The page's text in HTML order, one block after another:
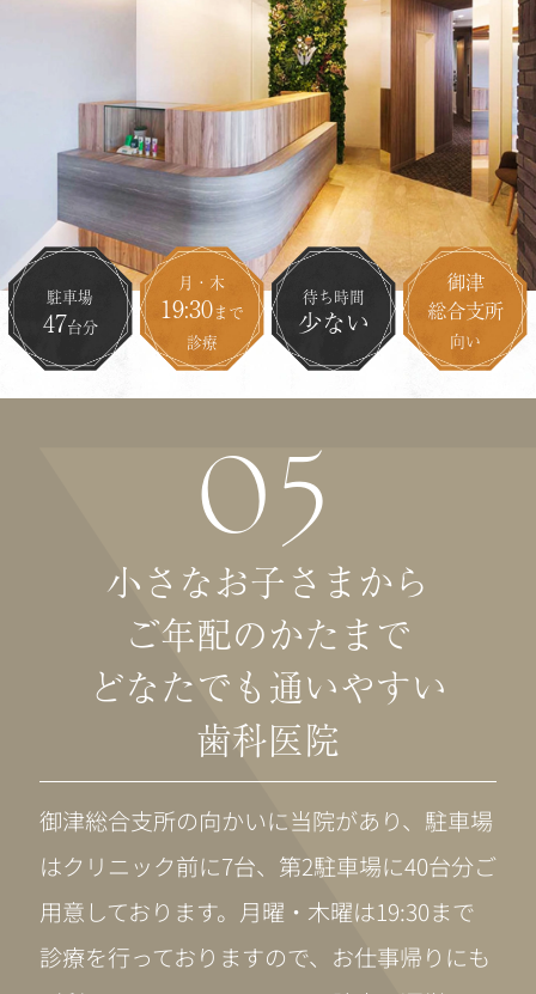
駐車場
47台分
月・木
19:30まで
診療
待ち時間
少ない
御津
総合支所
向い
05
小さなお子さまから
ご年配のかたまで
どなたでも通いやすい
歯科医院
御津総合支所の向かいに当院があり、駐車場
はクリニック前に7台、第2駐車場に40台分ご
用意しております。月曜・木曜は19:30まで
診療を行っておりますので、お仕事帰りにも